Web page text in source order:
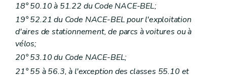
18° 50.10 à 51.22 du Code NACE-BEL;
19° 52.21 du Code NACE-BEL pour l'exploitation
d'aires de stationnement, de parcs à voitures ou à
vélos;
20° 53.10 du Code NACE-BEL;
21° 55 à 56.3, à l'exception des classes 55.10 et